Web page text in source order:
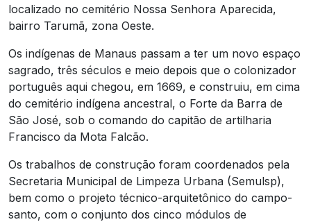
localizado no cemitério Nossa Senhora Aparecida,
bairro Tarumã, zona Oeste.
Os indígenas de Manaus passam a ter um novo espaço
sagrado, três séculos e meio depois que o colonizador
português aqui chegou, em 1669, e construiu, em cima
do cemitério indígena ancestral, o Forte da Barra de
São José, sob o comando do capitão de artilharia
Francisco da Mota Falcão.
Os trabalhos de construção foram coordenados pela
Secretaria Municipal de Limpeza Urbana (Semulsp),
bem como o projeto técnico-arquitetônico do campo-
santo, com o conjunto dos cinco módulos de